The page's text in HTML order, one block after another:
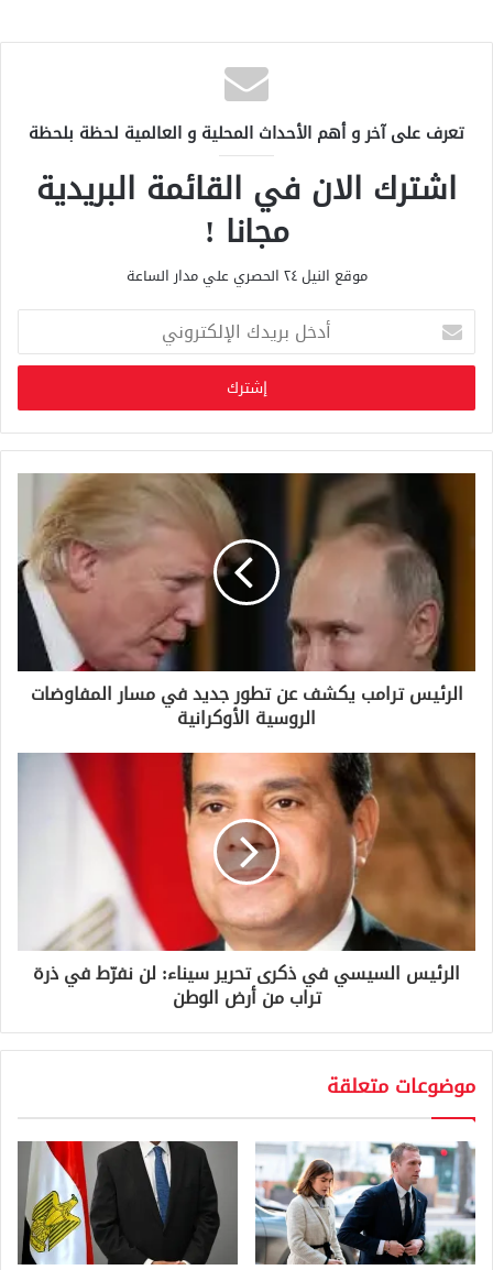
تعرف على آخر و أهم الأحداث المحلية و العالمية لحظة بلحظة
اشترك الان في القائمة البريدية
مجانا !
موقع النيل ٢٤ الحصري علي مدار الساعة
خ
ب
ر
ي
د
ل
ر
الرئيس ترامب يكشف عن تطور جديد في مسار المفاوضات
الروسية الأوكرانية
الرئيس السيسي في ذكرى تحرير سيناء: لن نفرّط في ذرة
تراب من أرض الوطن
موضوعات متعلقة